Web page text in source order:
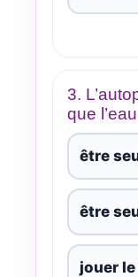
3.
que
être
être
jouer le